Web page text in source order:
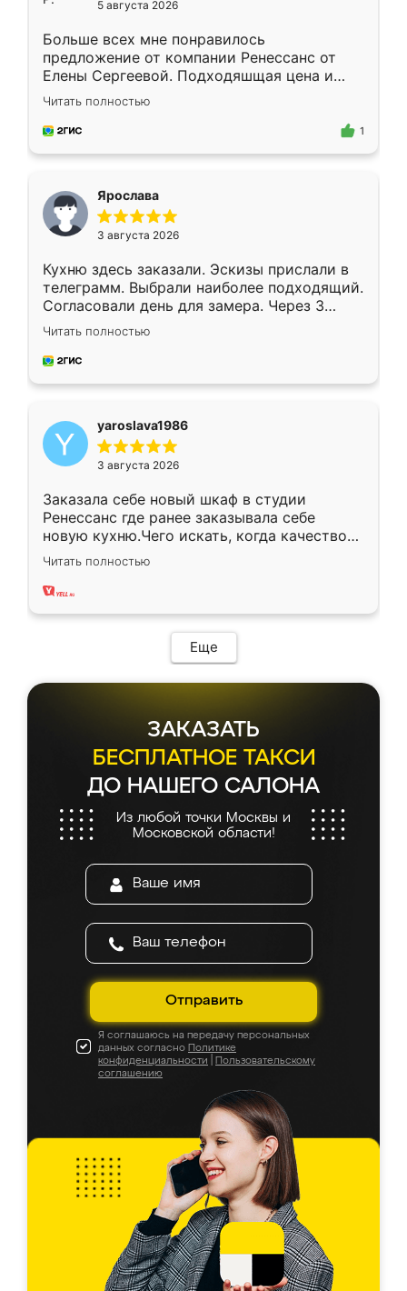
5 августа 2026
Больше всех мне понравилось
предложение от компании Ренессанс от
Елены Сергеевой. Подходяшщая цена и
короткие сроки изготовления. Приехавший
для замера сотрудник Владислав
предложил по моему эскизу самый
Читать полностью
1
Ярослава
3 августа 2026
Кухню здесь заказали. Эскизы прислали в
телеграмм. Выбрали наиболее подходящий.
Согласовали день для замера. Через 3
недели кухня была уже готова. Остались
довольны работой. Спасибо Ренессанс
мебель за качественную работу!
Читать полностью
yaroslava1986
3 августа 2026
Заказала себе новый шкаф в студии
Ренессанс где ранее заказывала себе
новую кухню.Чего искать, когда качеством
вполне довольна. Служит кухня уже почти
два года, нареканий нет.
Читать полностью
Еще
ЗАКАЗАТЬ
БЕСПЛАТНОЕ ТАКСИ
ДО НАШЕГО САЛОНА
Из любой точки Москвы и
Московской области!
Отправить
Я соглашаюсь на передачу персональных
данных согласно Политике
конфиденциальности
Пользовательскому
соглашению